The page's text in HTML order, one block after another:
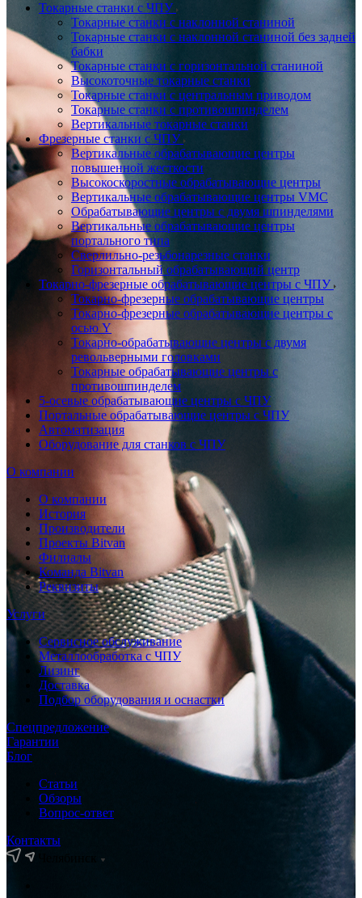
Токарные станки с ЧПУ
Токарные станки с наклонной станиной
Токарные станки с наклонной станиной без задней
бабки
Токарные станки с горизонтальной станиной
Высокоточные токарные станки
Токарные станки с центральным приводом
Токарные станки с противошпинделем
Вертикальные токарные станки
Фрезерные станки с ЧПУ
Вертикальные обрабатывающие центры
повышенной жесткости
Высокоскоростные обрабатывающие центры
Вертикальные обрабатывающие центры VMC
Обрабатывающие центры с двумя шпинделями
Вертикальные обрабатывающие центры
портального типа
Сверлильно-резьбонарезные станки
Горизонтальный обрабатывающий центр
Токарно-фрезерные обрабатывающие центры с ЧПУ
Токарно-фрезерные обрабатывающие центры
Токарно-фрезерные обрабатывающие центры с
осью Y
Токарно-обрабатывающие центры c двумя
револьверными головками
Токарные обрабатывающие центры с
противошпинделем
5-осевые обрабатывающие центры с ЧПУ
Портальные обрабатывающие центры с ЧПУ
Автоматизация
Оборудование для станков с ЧПУ
О компании
О компании
История
Производители
Проекты Bitvan
Филиалы
Команда Bitvan
Реквизиты
Услуги
Сервисное обслуживание
Металлообработка с ЧПУ
Лизинг
Доставка
Подбор оборудования и оснастки
Спецпредложение
Гарантии
Блог
Статьи
Обзоры
Вопрос-ответ
Контакты